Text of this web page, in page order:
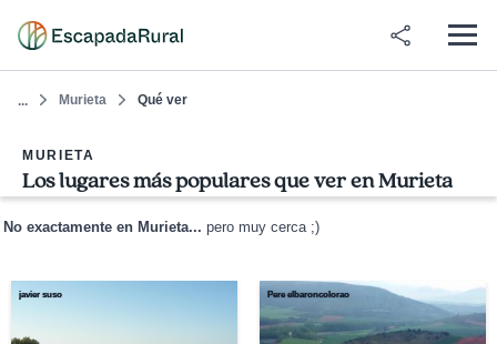
... Murieta Qué ver
MURIETA
Los lugares más populares que ver en Murieta
No exactamente en Murieta... pero muy cerca ;)
javier suso Pere elbaroncolorao